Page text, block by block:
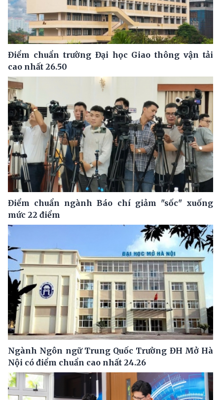
Điểm chuẩn trường Đại học Giao thông vận tải
cao nhất 26.50
Điểm chuẩn ngành Báo chí giảm "sốc" xuống
mức 22 điểm
Ngành Ngôn ngữ Trung Quốc Trường ĐH Mở Hà
Nội có điểm chuẩn cao nhất 24.26